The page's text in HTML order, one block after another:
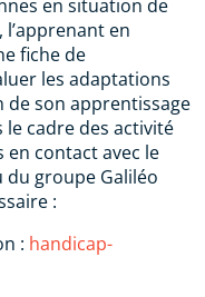
en situation de
en
fiche de
les adaptations
de son apprentissage
le cadre des activité
en contact avec le
du groupe Galiléo
:
: handicap-